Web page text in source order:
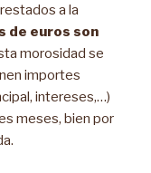
a la
de euros son
morosidad se
importes
intereses,…)
meses, bien por